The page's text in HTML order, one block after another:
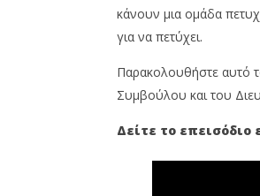
2024
Cyprus
Insurance
News
κάνουν μια ομάδα
για να πετύχει.
Παρακολουθήστε αυτό
Συμβούλου και του
Δείτε το επεισόδιο